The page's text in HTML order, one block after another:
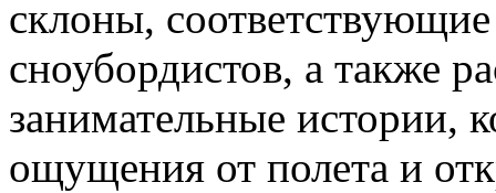
склоны,
сноубордистов, а также
занимательные истории,
ощущения от полета и